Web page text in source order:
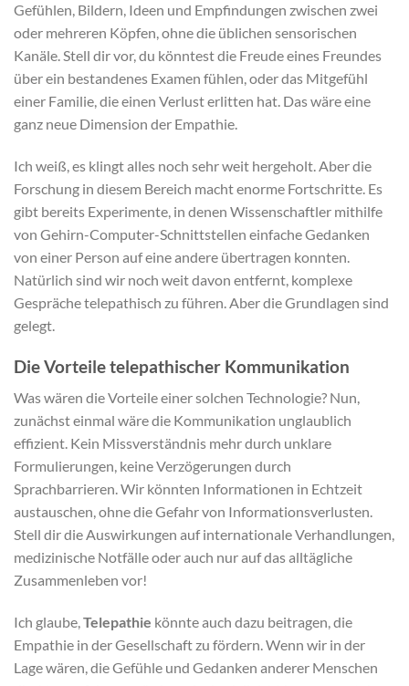
Gefühlen, Bildern, Ideen und Empfindungen zwischen zwei
oder mehreren Köpfen, ohne die üblichen sensorischen
Kanäle. Stell dir vor, du könntest die Freude eines Freundes
über ein bestandenes Examen fühlen, oder das Mitgefühl
einer Familie, die einen Verlust erlitten hat. Das wäre eine
ganz neue Dimension der Empathie.
Ich weiß, es klingt alles noch sehr weit hergeholt. Aber die
Forschung in diesem Bereich macht enorme Fortschritte. Es
gibt bereits Experimente, in denen Wissenschaftler mithilfe
von Gehirn-Computer-Schnittstellen einfache Gedanken
von einer Person auf eine andere übertragen konnten.
Natürlich sind wir noch weit davon entfernt, komplexe
Gespräche telepathisch zu führen. Aber die Grundlagen sind
gelegt.
Die Vorteile telepathischer Kommunikation
Was wären die Vorteile einer solchen Technologie? Nun,
zunächst einmal wäre die Kommunikation unglaublich
effizient. Kein Missverständnis mehr durch unklare
Formulierungen, keine Verzögerungen durch
Sprachbarrieren. Wir könnten Informationen in Echtzeit
austauschen, ohne die Gefahr von Informationsverlusten.
Stell dir die Auswirkungen auf internationale Verhandlungen,
medizinische Notfälle oder auch nur auf das alltägliche
Zusammenleben vor!
Ich glaube,Telepathie könnte auch dazu beitragen, die
Empathie in der Gesellschaft zu fördern. Wenn wir in der
Lage wären, die Gefühle und Gedanken anderer Menschen